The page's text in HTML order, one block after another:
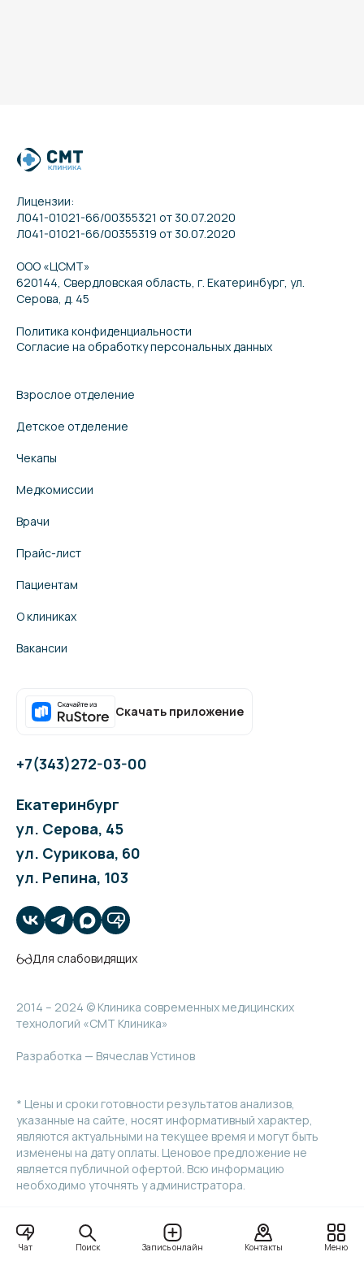
Чат Поиск Запись онлайн Контакты Меню
Лицензии:
Л041-01021-66/00355321 от 30.07.2020
Л041-01021-66/00355319 от 30.07.2020
ООО «ЦСМТ»
620144, Свердловская область, г. Екатеринбург, ул.
Серова, д. 45
Политика конфиденциальности
Согласие на обработку персональных данных
Взрослое отделение
Детское отделение
Чекапы
Медкомиссии
Врачи
Прайс-лист
Пациентам
О клиниках
Вакансии
Скачать приложение
+7(343)272-03-00
Екатеринбург
ул. Серова, 45
ул. Сурикова, 60
ул. Репина, 103
Для слабовидящих
2014 – 2024 © Клиника современных медицинских
технологий «СМТ Клиника»
Разработка — Вячеслав Устинов
* Цены и сроки готовности результатов анализов,
указанные на сайте, носят информативный характер,
являются актуальными на текущее время и могут быть
изменены на дату оплаты. Ценовое предложение не
является публичной офертой. Всю информацию
необходимо уточнять у администратора.
** Мы используем куки для наилучшего представления
нашего сайта. Если Вы продолжите использовать сайт, мы